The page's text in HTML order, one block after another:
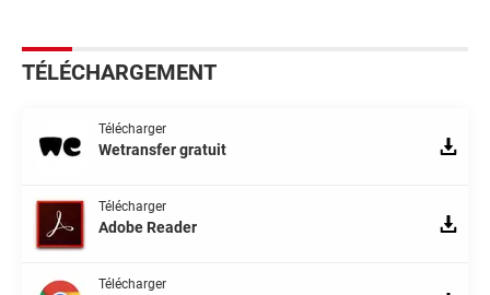
TÉLÉCHARGEMENT
Télécharger
Wetransfer gratuit
Télécharger
Adobe Reader
Télécharger